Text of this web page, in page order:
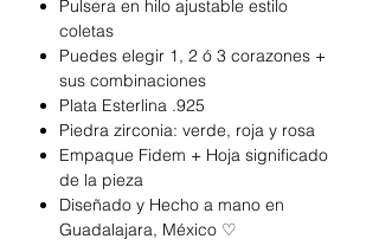
Pulsera en hilo ajustable estilo
coletas
Puedes elegir 1, 2 ó 3 corazones +
sus combinaciones
Plata Esterlina .925
Piedra zirconia: verde, roja y rosa
Empaque Fidem + Hoja significado
de la pieza
Diseñado y Hecho a mano en
Guadalajara, México ♡